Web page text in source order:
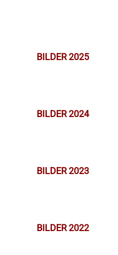
BILDER 2025
BILDER 2024
BILDER 2023
BILDER 2022